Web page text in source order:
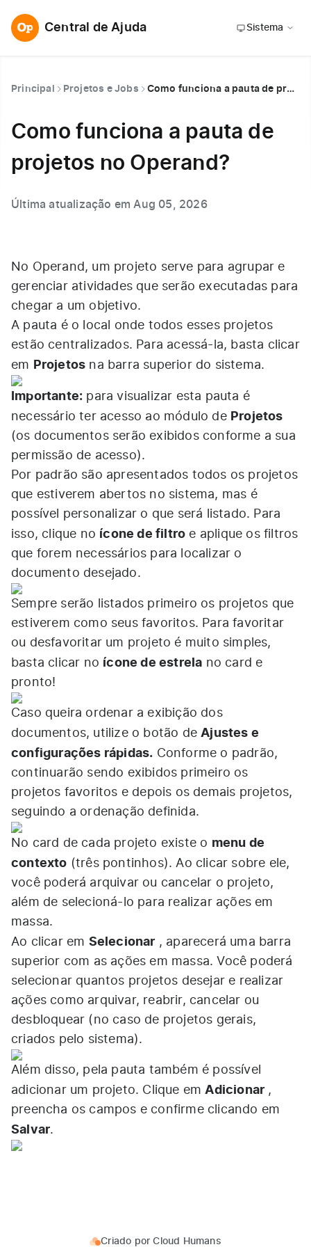
Central de Ajuda Sistema
Principal Projetos e Jobs Como funciona a pauta de projetos no Operand?
Como funciona a pauta de
projetos no Operand?
Última atualização em Aug 05, 2026
No Operand, um projeto serve para agrupar e
gerenciar atividades que serão executadas para
chegar a um objetivo.
A pauta é o local onde todos esses projetos
estão centralizados. Para acessá-la, basta clicar
em Projetos na barra superior do sistema.
Importante: para visualizar esta pauta é
necessário ter acesso ao módulo de Projetos
(os documentos serão exibidos conforme a sua
permissão de acesso).
Por padrão são apresentados todos os projetos
que estiverem abertos no sistema, mas é
possível personalizar o que será listado. Para
isso, clique no ícone de filtro e aplique os filtros
que forem necessários para localizar o
documento desejado.
Sempre serão listados primeiro os projetos que
estiverem como seus favoritos. Para favoritar
ou desfavoritar um projeto é muito simples,
basta clicar no ícone de estrela no card e
pronto!
Caso queira ordenar a exibição dos
documentos, utilize o botão deAjustes e
configurações rápidas. Conforme o padrão,
continuarão sendo exibidos primeiro os
projetos favoritos e depois os demais projetos,
seguindo a ordenação definida.
No card de cada projeto existe o menu de
contexto (três pontinhos). Ao clicar sobre ele,
você poderá arquivar ou cancelar o projeto,
além de selecioná-lo para realizar ações em
massa.
Ao clicar em Selecionar , aparecerá uma barra
superior com as ações em massa. Você poderá
selecionar quantos projetos desejar e realizar
ações como arquivar, reabrir, cancelar ou
desbloquear (no caso de projetos gerais,
criados pelo sistema).
Além disso, pela pauta também é possível
adicionar um projeto. Clique emAdicionar ,
preencha os campos e confirme clicando em
Salvar.
Criado porCloud Humans